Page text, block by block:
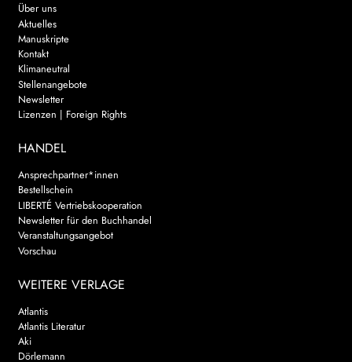
Über uns
Aktuelles
Manuskripte
Kontakt
Klimaneutral
Stellenangebote
Newsletter
Lizenzen | Foreign Rights
HANDEL
Ansprechpartner*innen
Bestellschein
LIBERTÉ Vertriebskooperation
Newsletter für den Buchhandel
Veranstaltungsangebot
Vorschau
WEITERE VERLAGE
Atlantis
Atlantis Literatur
Aki
Dörlemann